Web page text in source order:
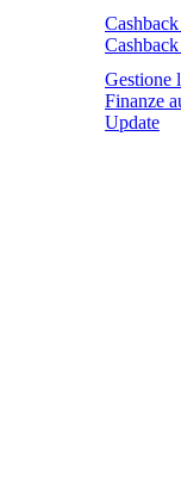
Gestione
Finanze
Update